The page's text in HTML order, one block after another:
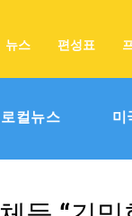
뉴스 편성표
로컬뉴스 미